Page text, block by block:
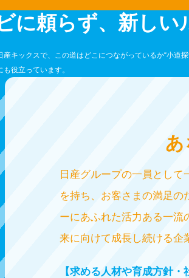
に頼らず、新しい
産キックスで、この道はどこにつながっているか“小道
も役立っています。
日産グループの一員とし
を持ち、お客さまの満足の
ーにあふれた活力ある一流
来に向けて成長し続ける企
【求める人材や育成方針・